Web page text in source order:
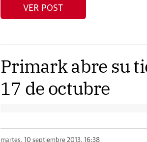
VER POST
Primark abre su
17 de octubre
martes, 10 septiembre 2013, 16:38